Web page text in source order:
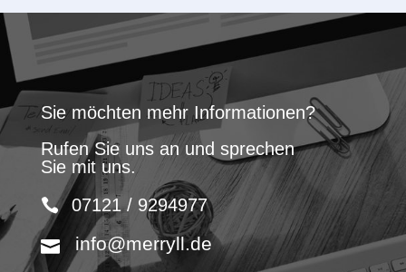
Sie möchten mehr Informationen?
Rufen Sie uns an und sprechen
Sie mit uns.
07121 / 9294977
info@merryll.de